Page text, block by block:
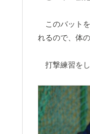
このバットを
れるので、体
打撃練習をし